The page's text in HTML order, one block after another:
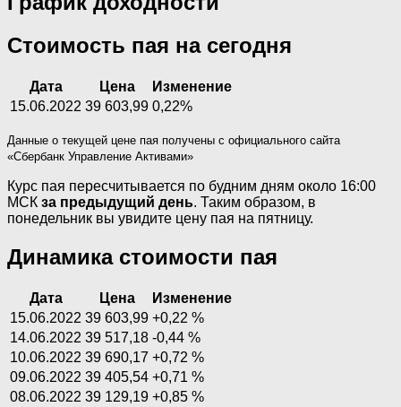
Стоимость пая на сегодня
Дата Цена
Изменение
15.06.2022 39 603,99 0,22%
Данные о текущей цене пая получены с официального сайта
«Сбербанк Управление Активами»
Курс пая пересчитывается по будним дням около 16:00
МСК за предыдущий день. Таким образом, в
понедельник вы увидите цену пая на пятницу.
Динамика стоимости пая
Дата Цена
Изменение
15.06.2022 39 603,99 +0,22 %
14.06.2022 39 517,18 -0,44 %
10.06.2022 39 690,17 +0,72 %
09.06.2022 39 405,54 +0,71 %
08.06.2022 39 129,19 +0,85 %